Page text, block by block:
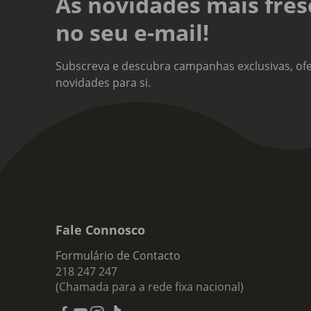
no seu e-mail!
Subscreva e descubra campanhas exclusivas,
novidades para si.
Fale Connosco
Formulário de Contacto
218 247 247
(Chamada para a rede fixa nacional)